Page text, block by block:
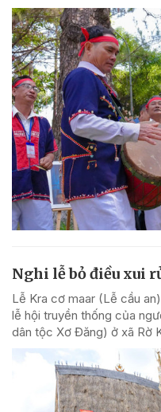
Nghi lễ bỏ điều xui
Lễ Kra cơ maar (Lễ cầu
lễ hội truyền thống của
dân tộc Xơ Đăng) ở xã Rờ